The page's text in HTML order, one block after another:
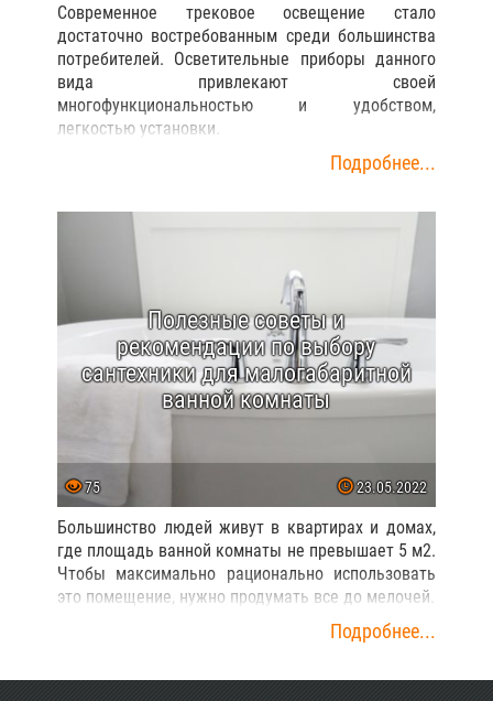
Современное трековое освещение стало
достаточно востребованным среди большинства
потребителей. Осветительные приборы данного
вида привлекают своей
многофункциональностью и удобством,
легкостью установки.
Подробнее...
Полезные советы и
рекомендации по выбору
сантехники для малогабаритной
ванной комнаты
75 23.05.2022
Большинство людей живут в квартирах и домах,
где площадь ванной комнаты не превышает 5 м2.
Чтобы максимально рационально использовать
это помещение, нужно продумать все до мелочей.
Подробнее...